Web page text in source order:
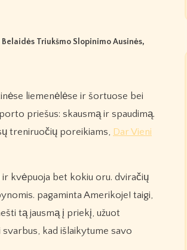
Triukšmo Slopinimo Ausinės,
priešus: skausmą ir spaudimą.
treniruočių poreikiams, Dar Vieni
ir kvėpuoja bet kokiu oru. dviračių
pagaminta Amerikoje! taigi,
tą jausmą į priekį, užuot
kad išlaikytume savo